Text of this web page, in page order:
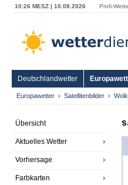
10:26 MESZ | 10.08.2026 Profi-
Deutschlandwetter
Europawetter Satellitenbilder
Übersicht
Aktuelles Wetter
Vorhersage
Farbkarten